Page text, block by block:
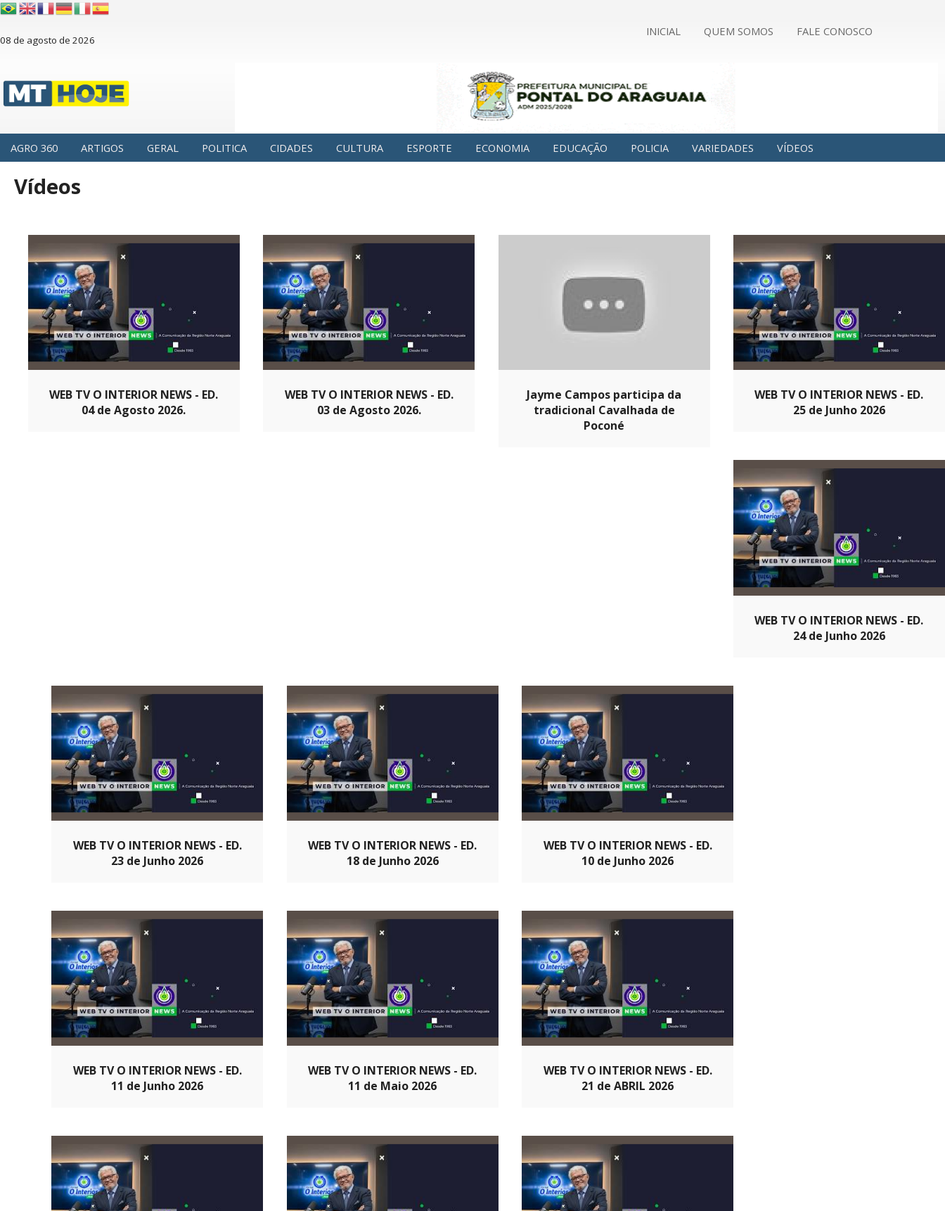
08 de agosto de 2026
INICIAL QUEM SOMOS FALE CONOSCO
AGRO 360 ARTIGOS GERAL POLITICA CIDADES CULTURA ESPORTE ECONOMIA EDUCAÇÃO POLICIA VARIEDADES VÍDEOS
Vídeos
WEB TV O INTERIOR NEWS - ED.
04 de Agosto 2026.
WEB TV O INTERIOR NEWS - ED.
03 de Agosto 2026.
Jayme Campos participa da
tradicional Cavalhada de
Poconé
WEB TV O INTERIOR NEWS - ED.
25 de Junho 2026
WEB TV O INTERIOR NEWS - ED.
24 de Junho 2026
WEB TV O INTERIOR NEWS - ED.
23 de Junho 2026
WEB TV O INTERIOR NEWS - ED.
18 de Junho 2026
WEB TV O INTERIOR NEWS - ED.
10 de Junho 2026
WEB TV O INTERIOR NEWS - ED.
11 de Junho 2026
WEB TV O INTERIOR NEWS - ED.
11 de Maio 2026
WEB TV O INTERIOR NEWS - ED.
21 de ABRIL 2026